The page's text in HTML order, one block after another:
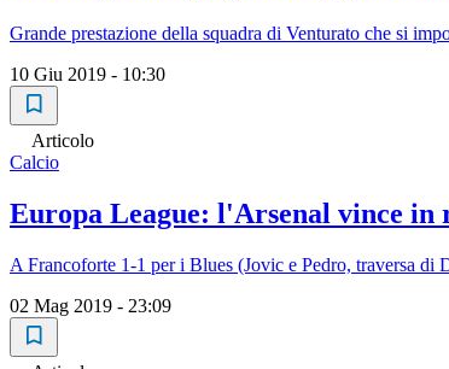
Grande prestazione della squadra di Venturato che si
10 Giu 2019 - 10:30
Articolo
Calcio
Europa League: l'Arsenal vince in
A Francoforte 1-1 per i Blues (Jovic e Pedro, traversa
02 Mag 2019 - 23:09